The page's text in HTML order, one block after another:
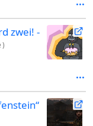
zwei! -
)